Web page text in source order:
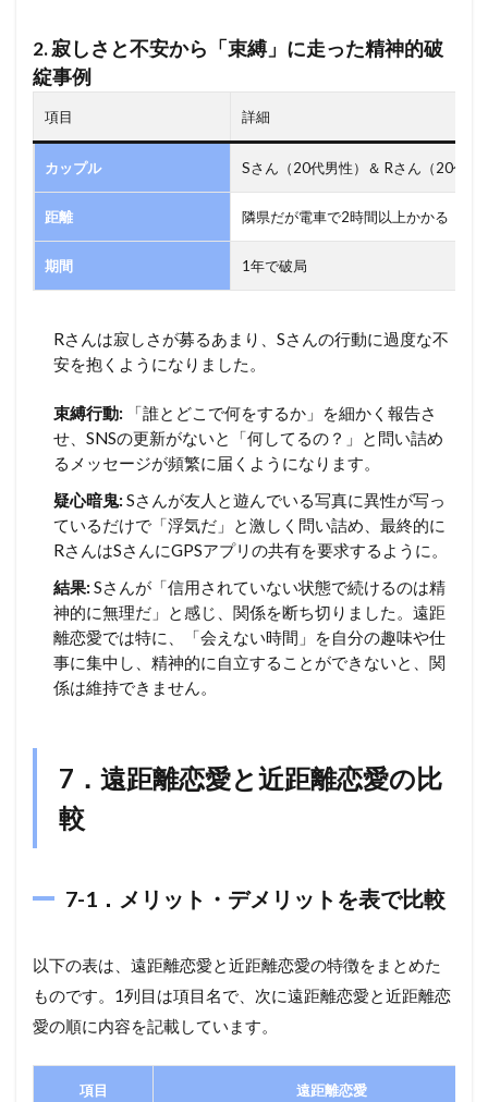
2.寂しさと不安から「束縛」に走った精神的破
綻事例
項目 詳細
カップル Sさん（20代男性）＆ Rさん（20代女
距離 隣県だが電車で2時間以上かかる
期間 1年で破局
Rさんは寂しさが募るあまり、Sさんの行動に過度な不
安を抱くようになりました。
束縛行動: 「誰とどこで何をするか」を細かく報告さ
せ、SNSの更新がないと「何してるの？」と問い詰め
るメッセージが頻繁に届くようになります。
疑心暗鬼: Sさんが友人と遊んでいる写真に異性が写っ
ているだけで「浮気だ」と激しく問い詰め、最終的に
RさんはSさんにGPSアプリの共有を要求するように。
結果: Sさんが「信用されていない状態で続けるのは精
神的に無理だ」と感じ、関係を断ち切りました。遠距
離恋愛では特に、「会えない時間」を自分の趣味や仕
事に集中し、精神的に自立することができないと、関
係は維持できません。
7．遠距離恋愛と近距離恋愛の比
較
7-1．メリット・デメリットを表で比較
以下の表は、遠距離恋愛と近距離恋愛の特徴をまとめた
ものです。1列目は項目名で、次に遠距離恋愛と近距離恋
愛の順に内容を記載しています。
項目 遠距離恋愛